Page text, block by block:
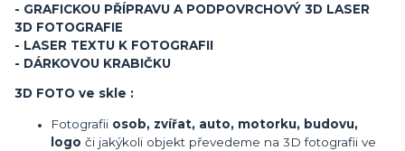
- GRAFICKOU PŘÍPRAVU A PODPOVRCHOVÝ 3D LASER
3D FOTOGRAFIE
- LASER TEXTU K FOTOGRAFII
- DÁRKOVOU KRABIČKU
3D FOTO ve skle :
Fotografii osob, zvířat, auto, motorku, budovu,
logo či jakýkoli objekt převedeme na 3D fotografii ve